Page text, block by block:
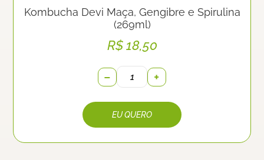
Kombucha Devi Maça, Gengibre e Spirulina
(269ml)
R$18,50
− +